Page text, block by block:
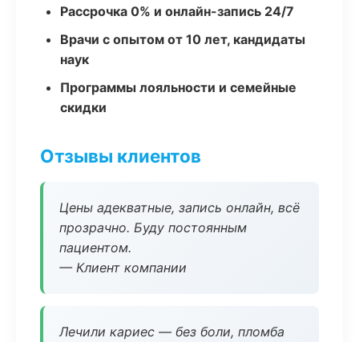
Рассрочка 0% и онлайн-запись 24/7
Врачи с опытом от 10 лет, кандидаты
наук
Программы лояльности и семейные
скидки
Отзывы клиентов
Цены адекватные, запись онлайн, всё
прозрачно. Буду постоянным
пациентом.
— Клиент компании
Лечили кариес — без боли, пломба